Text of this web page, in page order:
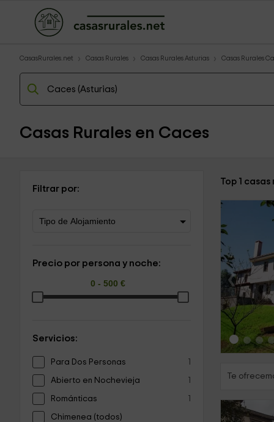
CasasRurales.net Casas Rurales Casas Rurales Asturias Casas Rurales
Casas Rurales en Caces
Filtrar por:
Precio por persona y noche:
Servicios:
Para Dos Personas 1
Abierto en Nochevieja 1
Románticas 1
Chimenea (todos)
Top 1
‹
Te